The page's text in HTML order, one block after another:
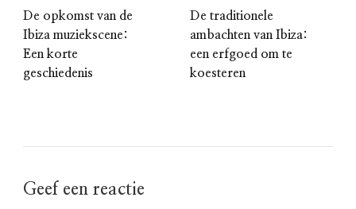
De opkomst van de
Ibiza muziekscene:
Een korte
geschiedenis
De traditionele
ambachten van Ibiza:
een erfgoed om te
koesteren
Geef een reactie